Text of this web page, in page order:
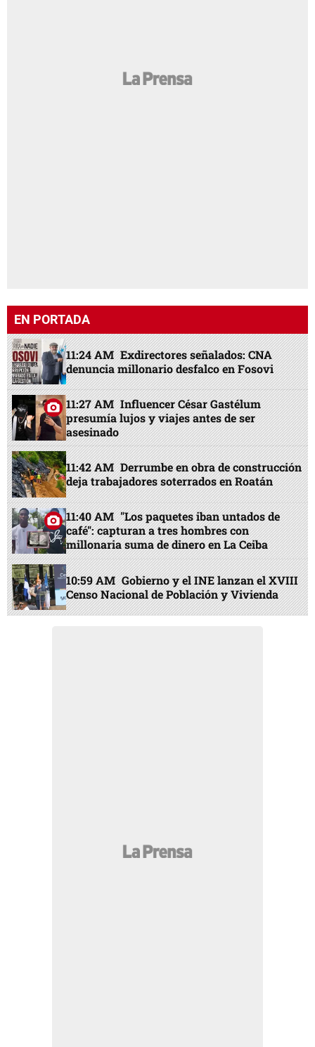
EN PORTADA
11:24 AM Exdirectores señalados: CNA
denuncia millonario desfalco en Fosovi
11:27 AM Influencer César Gastélum
presumía lujos y viajes antes de ser
asesinado
11:42 AM Derrumbe en obra de construcción
deja trabajadores soterrados en Roatán
11:40 AM "Los paquetes iban untados de
café": capturan a tres hombres con
millonaria suma de dinero en La Ceiba
10:59 AM Gobierno y el INE lanzan el XVIII
Censo Nacional de Población y Vivienda